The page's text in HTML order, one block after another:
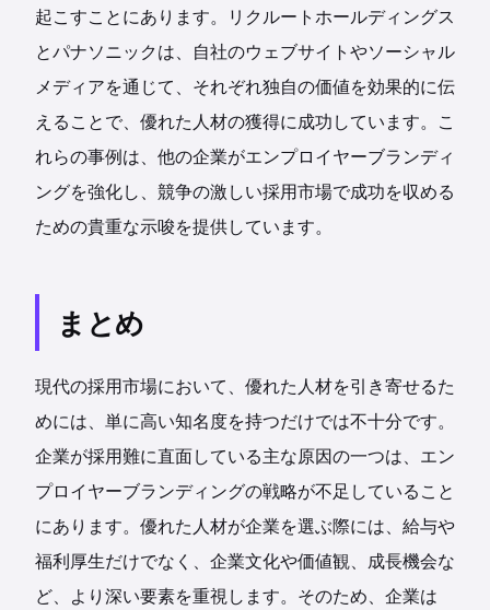
起こすことにあります。リクルートホールディングス
とパナソニックは、自社のウェブサイトやソーシャル
メディアを通じて、それぞれ独自の価値を効果的に伝
えることで、優れた人材の獲得に成功しています。こ
れらの事例は、他の企業がエンプロイヤーブランディ
ングを強化し、競争の激しい採用市場で成功を収める
ための貴重な示唆を提供しています。
まとめ
現代の採用市場において、優れた人材を引き寄せるた
めには、単に高い知名度を持つだけでは不十分です。
企業が採用難に直面している主な原因の一つは、エン
プロイヤーブランディングの戦略が不足していること
にあります。優れた人材が企業を選ぶ際には、給与や
福利厚生だけでなく、企業文化や価値観、成長機会な
ど、より深い要素を重視します。そのため、企業は